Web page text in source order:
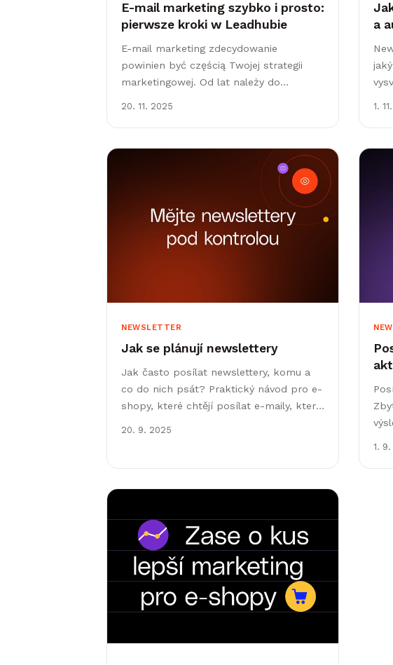
E-mail marketing szybko i prosto:
pierwsze kroki w Leadhubie
E-mail marketing zdecydowanie
powinien być częścią Twojej strategii
marketingowej. Od lat należy do
marketing jest tak ważny...
20. 11. 2025
a
1.
NEWSLETTER
Jak se plánují newslettery
Jak často posílat newslettery, komu a
co do nich psát? Praktický návod pro e-
shopy, které chtějí posílat e-maily, které
20. 9. 2025
1.